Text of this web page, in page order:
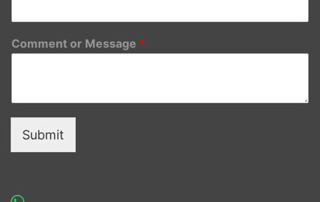
Comment or Message *
Submit